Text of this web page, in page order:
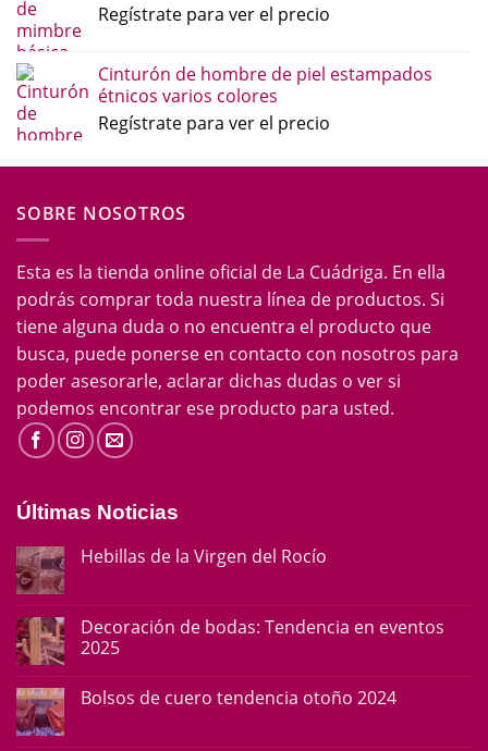
Regístrate para ver el precio
Cinturón de hombre de piel estampados
étnicos varios colores
Regístrate para ver el precio
SOBRE NOSOTROS
Esta es la tienda online oficial de La Cuádriga. En ella
podrás comprar toda nuestra línea de productos. Si
tiene alguna duda o no encuentra el producto que
busca, puede ponerse en contacto con nosotros para
poder asesorarle, aclarar dichas dudas o ver si
podemos encontrar ese producto para usted.
Últimas Noticias
Hebillas de la Virgen del Rocío
Decoración de bodas: Tendencia en eventos
2025
Bolsos de cuero tendencia otoño 2024